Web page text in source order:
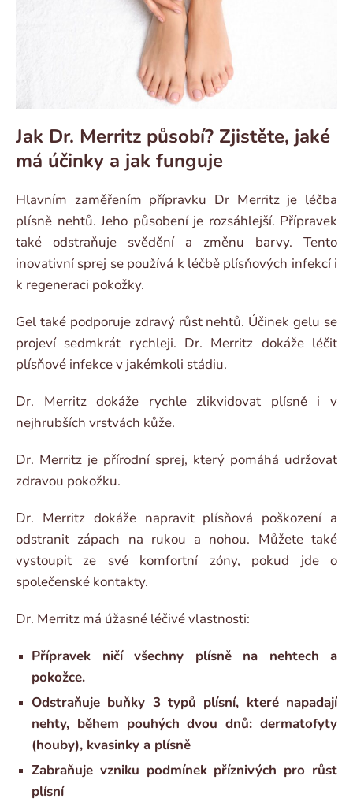
Jak Dr. Merritz působí? Zjistěte, jaké
má účinky a jak funguje
Hlavním zaměřením přípravku Dr Merritz je léčba
plísně nehtů. Jeho působení je rozsáhlejší. Přípravek
také odstraňuje svědění a změnu barvy. Tento
inovativní sprej se používá k léčbě plísňových infekcí i
k regeneraci pokožky.
Gel také podporuje zdravý růst nehtů. Účinek gelu se
projeví sedmkrát rychleji. Dr. Merritz dokáže léčit
plísňové infekce v jakémkoli stádiu.
Dr. Merritz dokáže rychle zlikvidovat plísně i v
nejhrubších vrstvách kůže.
Dr. Merritz je přírodní sprej, který pomáhá udržovat
zdravou pokožku.
Dr. Merritz dokáže napravit plísňová poškození a
odstranit zápach na rukou a nohou. Můžete také
vystoupit ze své komfortní zóny, pokud jde o
společenské kontakty.
Dr. Merritz má úžasné léčivé vlastnosti:
Přípravek ničí všechny plísně na nehtech a
pokožce.
Odstraňuje buňky 3 typů plísní, které napadají
nehty, během pouhých dvou dnů: dermatofyty
(houby), kvasinky a plísně
Zabraňuje vzniku podmínek příznivých pro růst
plísní